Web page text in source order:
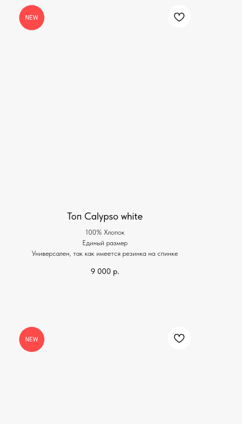
NEW
Топ Calypso white
100% Хлопок
Единый размер
Универсален, так как имеется резинка на спинке
9 000 р.
NEW